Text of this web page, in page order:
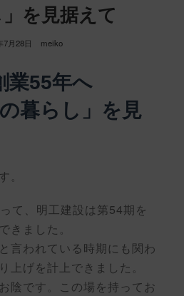
を見据えて
7月28日 meiko
業55年へ
暮らし」を見
。
て、明工建設は第54期を
きました。
言われている時期にも関わ
上げを計上できました。
陰です。この場を持ってお